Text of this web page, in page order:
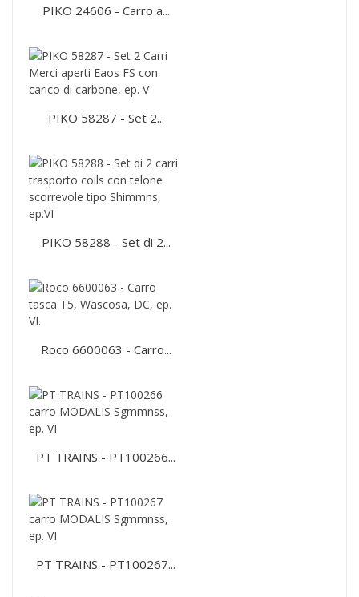
PIKO 24606 - Carro a...
PIKO 58287 - Set 2...
PIKO 58288 - Set di 2...
Roco 6600063 - Carro...
PT TRAINS - PT100266...
PT TRAINS - PT100267...